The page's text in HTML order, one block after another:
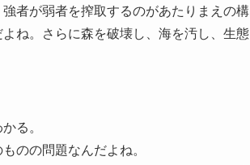
者が弱者を搾取するのがあたりまえの構
ね。さらに森を破壊し、海を汚し、生態
る。
のの問題なんだよね。